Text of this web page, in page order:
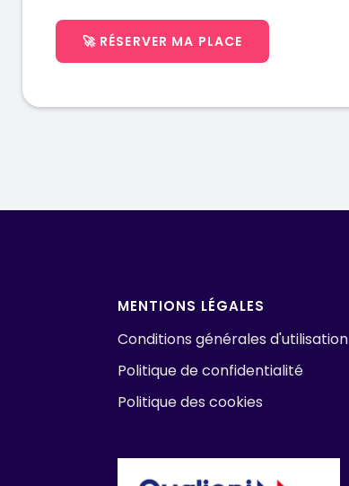
MENTIONS LÉGALES
Conditions générales d'utilisation
Politique de confidentialité
Politique des cookies